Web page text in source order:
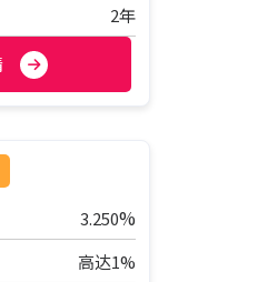
2年
3.250%
高达1%